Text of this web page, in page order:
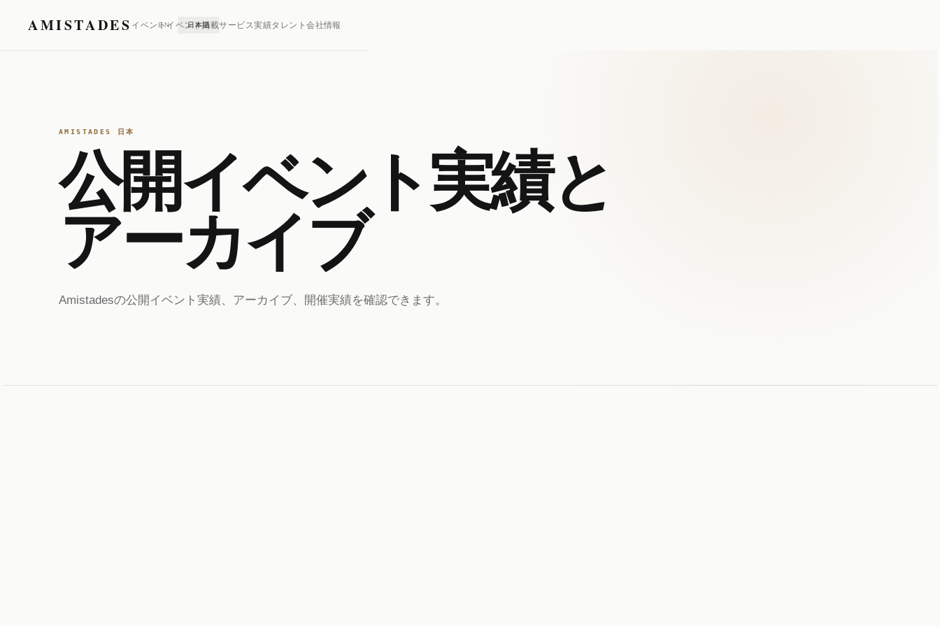
AMISTADES EN 日本語
イベントイベント掲載サービス実績タレント会社情報
AMISTADES 日本
公開イベント実績と
アーカイブ
Amistadesの公開イベント実績、アーカイブ、開催実績を確認できます。